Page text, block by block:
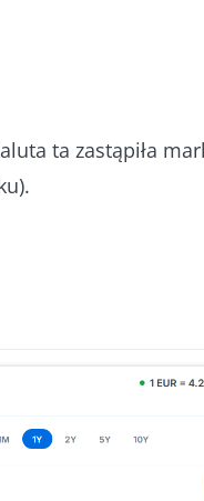
ta zastąpiła